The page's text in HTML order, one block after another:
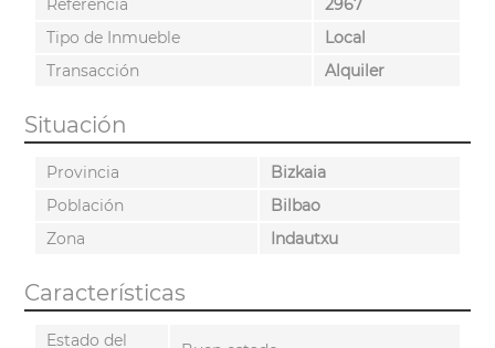
Tipo de Inmueble
Local
Transacción
Alquiler
Situación
Provincia
Bizkaia
Población
Bilbao
Zona
Indautxu
Características
Estado del